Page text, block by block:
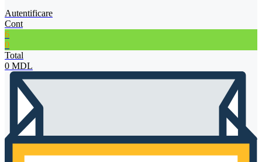
Autentificare
Cont
6
0
Total
0 MDL